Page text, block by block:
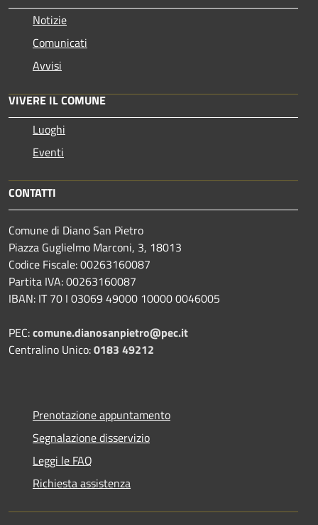
Notizie
Comunicati
Avvisi
VIVERE IL COMUNE
Luoghi
Eventi
CONTATTI
Comune di Diano San Pietro
Piazza Guglielmo Marconi, 3, 18013
Codice Fiscale: 00263160087
Partita IVA: 00263160087
IBAN: IT 70 I 03069 49000 10000 0046005
PEC:comune.dianosanpietro@pec.it
Centralino Unico:0183 49212
Prenotazione appuntamento
Segnalazione disservizio
Leggi le FAQ
Richiesta assistenza